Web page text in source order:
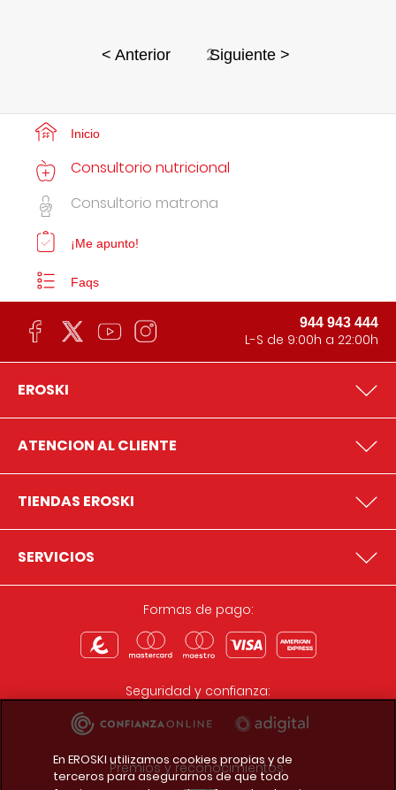
< Anterior 2Siguiente >
Inicio
Consultorio nutricional
Consultorio matrona
¡Me apunto!
Faqs
944 943 444
L-S de 9:00h a 22:00h
EROSKI
ATENCION AL CLIENTE
TIENDAS EROSKI
SERVICIOS
Formas de pago:
Seguridad y confianza:
Premios y reconocimientos:
En EROSKI utilizamos cookies propias y de
terceros para asegurarnos de que todo